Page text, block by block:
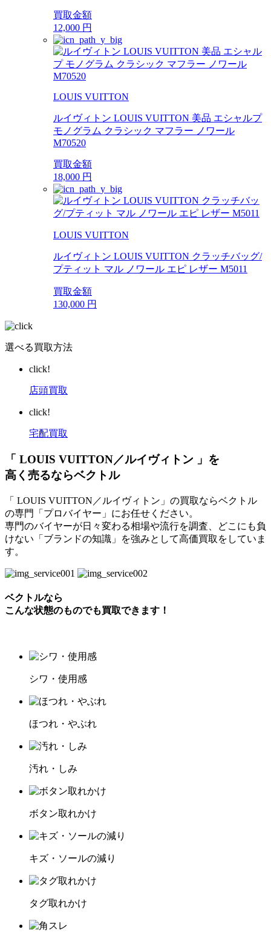
買取金額
12,000 円
LOUIS VUITTON
ルイヴィトン LOUIS VUITTON 美品 エシャルプ
モノグラム クラシック マフラー ノワール
M70520
買取金額
18,000 円
LOUIS VUITTON
ルイヴィトン LOUIS VUITTON クラッチバッグ/
プティット マル ノワール エピ レザー M5011
買取金額
130,000 円
選べる買取方法
click!
店頭買取
click!
宅配買取
「 LOUIS VUITTON／ルイヴィトン 」を
高く売るならベクトル
「 LOUIS VUITTON／ルイヴィトン」の買取ならベクトル
の専門「プロバイヤー」にお任せください。
専門のバイヤーが日々変わる相場や流行を調査、どこにも負
けない「ブランドの知識」を強みとして高価買取をしていま
す。
ベクトルなら
こんな状態のものでも買取できます！
シワ・使用感
ほつれ・やぶれ
汚れ・しみ
ボタン取れかけ
キズ・ソールの減り
タグ取れかけ